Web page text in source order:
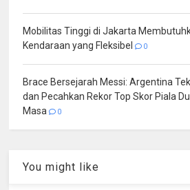
Mobilitas Tinggi di Jakarta
Kendaraan yang Fleksibel
0
Brace Bersejarah Messi: Argentina
dan Pecahkan Rekor Top Skor Piala
Masa
0
You might like